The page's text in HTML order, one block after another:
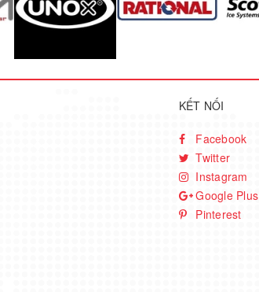
KẾT NỐI
Facebook
Twitter
Instagram
Google Plus
Pinterest